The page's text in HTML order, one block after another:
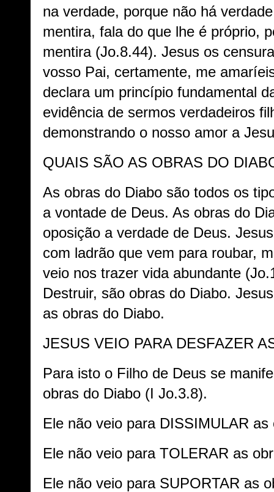
na verdade, porque não há
mentira, fala do que lhe é próprio,
mentira (Jo.8.44). Jesus os
vosso Pai, certamente, me
declara um princípio fundamental
evidência de sermos verdadeiros
demonstrando o nosso amor a
QUAIS SÃO AS OBRAS DO
As obras do Diabo são todos os
a vontade de Deus. As obras do
oposição a verdade de Deus.
com ladrão que vem para roubar,
veio nos trazer vida abundante
Destruir, são obras do Diabo.
as obras do Diabo.
JESUS VEIO PARA DESFAZER
Para isto o Filho de Deus se
obras do Diabo (I Jo.3.8).
Ele não veio para DISSIMULAR as
Ele não veio para TOLERAR as
Ele não veio para SUPORTAR as